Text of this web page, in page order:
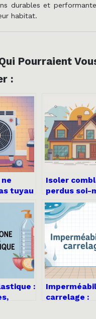
durables et
habitat.
Pourraient
:
tuyau
faire et
Isoler
perdus soi-
méthode,
à éviter,
:
carrelage :